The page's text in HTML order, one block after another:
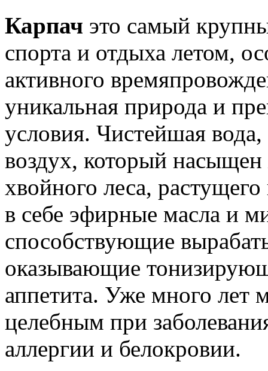
Карпач это самый
спорта и отдыха летом,
активного
уникальная природа и
условия. Чистейшая
воздух, который
хвойного леса,
в себе эфирные масла и
способствующие
оказывающие
аппетита. Уже много лет
целебным при
аллергии и белокровии.